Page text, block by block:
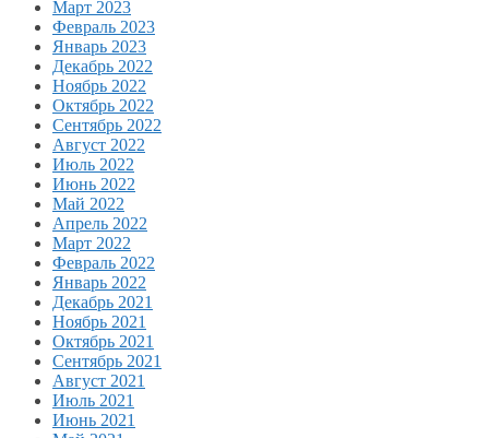
Март 2023
Февраль 2023
Январь 2023
Декабрь 2022
Ноябрь 2022
Октябрь 2022
Сентябрь 2022
Август 2022
Июль 2022
Июнь 2022
Май 2022
Апрель 2022
Март 2022
Февраль 2022
Январь 2022
Декабрь 2021
Ноябрь 2021
Октябрь 2021
Сентябрь 2021
Август 2021
Июль 2021
Июнь 2021